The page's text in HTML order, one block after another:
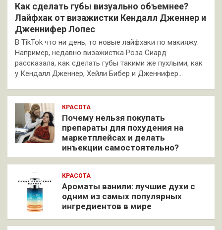
Как сделать губы визуально объемнее?
Лайфхак от визажистки Кендалл Дженнер и
Дженнифер Лопес
В TikTok что ни день, то новые лайфхаки по макияжу.
Например, недавно визажистка Роза Сиард
рассказала, как сделать губы такими же пухлыми, как
у Кендалл Дженнер, Хейли Бибер и Дженнифер…
КРАСОТА
Почему нельзя покупать
препараты для похудения на
маркетплейсах и делать
инъекции самостоятельно?
КРАСОТА
Ароматы ванили: лучшие духи с
одним из самых популярных
ингредиентов в мире